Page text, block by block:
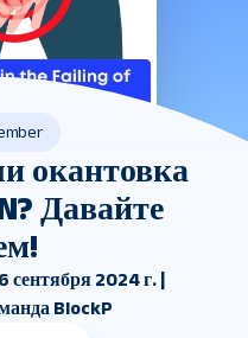
окантовка
Давайте
сентября 2024 г. |
BlockP